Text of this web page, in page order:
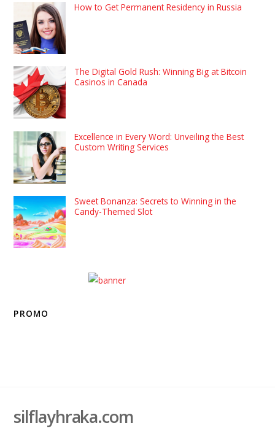
How to Get Permanent Residency in Russia
The Digital Gold Rush: Winning Big at Bitcoin
Casinos in Canada
Excellence in Every Word: Unveiling the Best
Custom Writing Services
Sweet Bonanza: Secrets to Winning in the
Candy-Themed Slot
PROMO
silflayhraka.com